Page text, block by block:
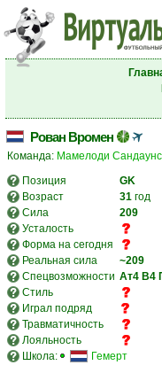
Рован Вромен
Команда: Мамелоди
Позиция
GK
Возраст
31 год
Сила
209
Усталость
Форма на сегодня
Реальная сила
~209
Спецвозможности Ат4 В4
Стиль
Играл подряд
Травматичность
Лояльность
Школа:
Гемерт